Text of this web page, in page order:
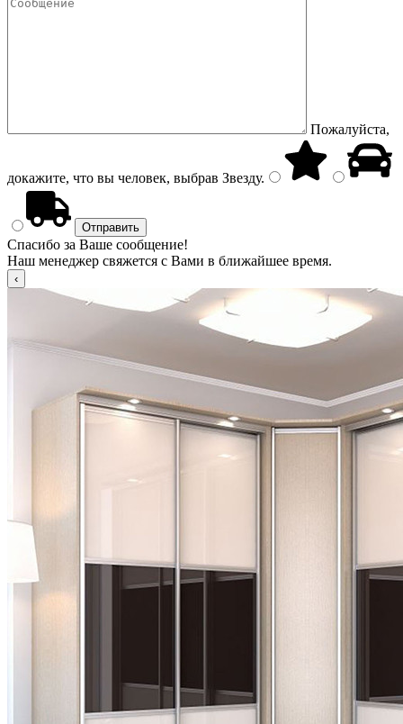
Пожалуйста,
докажите, что вы человек, выбрав Звезду.
Спасибо за Ваше сообщение!
Наш менеджер свяжется с Вами в ближайшее время.